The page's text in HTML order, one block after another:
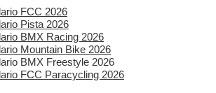
FCC 2026
Pista 2026
BMX Racing 2026
Mountain Bike 2026
BMX Freestyle 2026
FCC Paracycling 2026